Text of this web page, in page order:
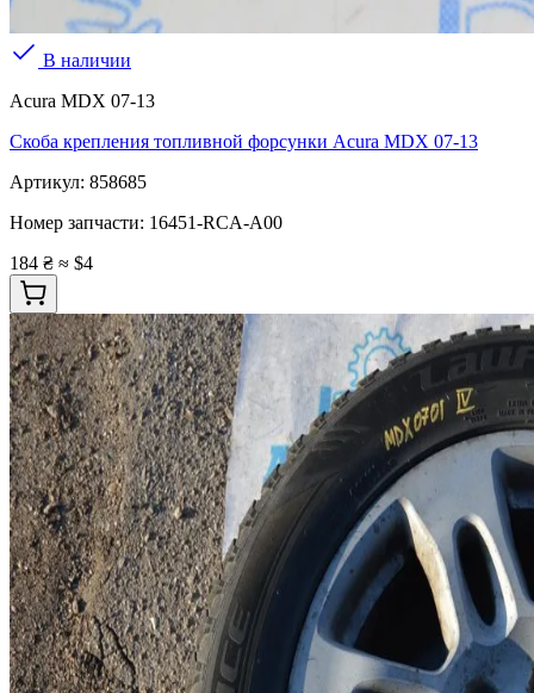
В наличии
Acura MDX 07-13
Скоба крепления топливной форсунки Acura MDX 07-13
Артикул: 858685
Номер запчасти: 16451-RCA-A00
184 ₴ ≈ $4